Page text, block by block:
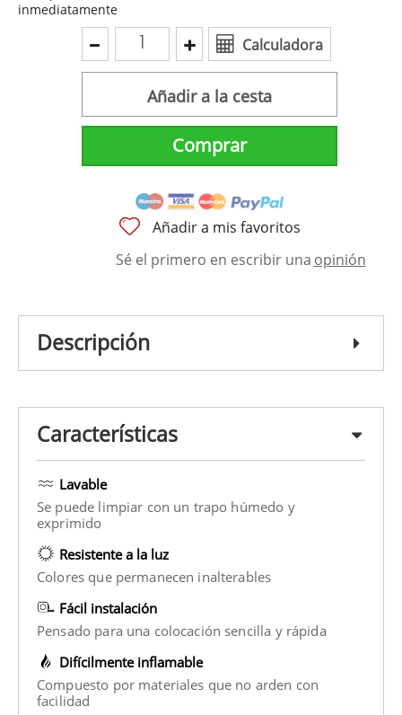
inmediatamente
Calculadora
Añadir a la cesta
Comprar
Añadir a mis favoritos
Sé el primero en escribir una opinión
Descripción
Características
Lavable
Se puede limpiar con un trapo húmedo y
exprimido
Resistente a la luz
Colores que permanecen inalterables
Fácil instalación
Pensado para una colocación sencilla y rápida
Difícilmente inflamable
Compuesto por materiales que no arden con
facilidad